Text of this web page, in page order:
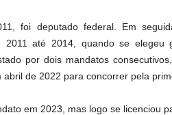
foi deputado federal. Em
2011 até 2014, quando se elegeu
por dois mandatos
abril de 2022 para concorrer pela
em 2023, mas logo se licenciou